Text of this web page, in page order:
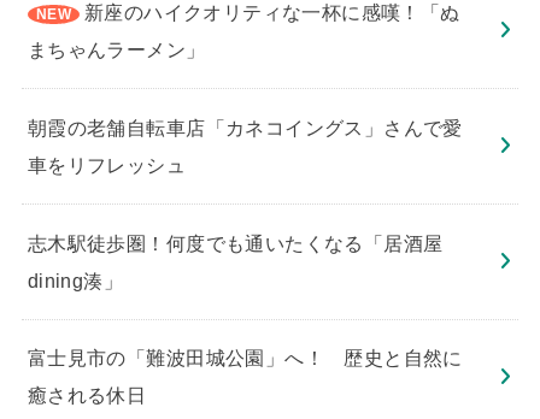
新座のハイクオリティな一杯に感嘆！「ぬ
まちゃんラーメン」
朝霞の老舗自転車店「カネコイングス」さんで愛
車をリフレッシュ
志木駅徒歩圏！何度でも通いたくなる「居酒屋
dining湊」
​富士見市の「難波田城公園」へ！ 歴史と自然に
癒される休日